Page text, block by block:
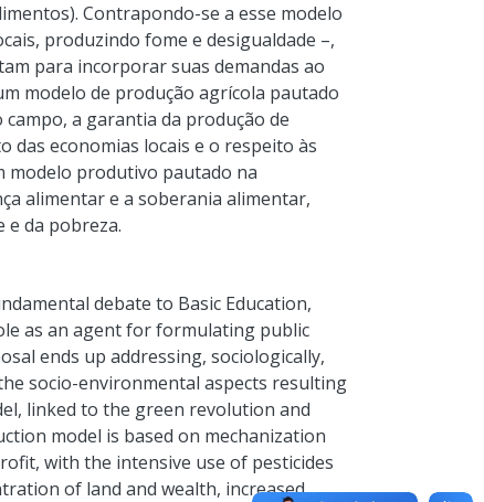
Contrapondo-se a esse modelo
produzindo fome e desigualdade –,
para incorporar suas demandas ao
modelo de produção agrícola pautado
a garantia da produção de
das economias locais e o respeito às
modelo produtivo pautado na
alimentar e a soberania alimentar,
da pobreza.
debate to Basic Education,
as an agent for formulating public
ends up addressing, sociologically,
socio-environmental aspects resulting
linked to the green revolution and
model is based on mechanization
with the intensive use of pesticides
of land and wealth, increased